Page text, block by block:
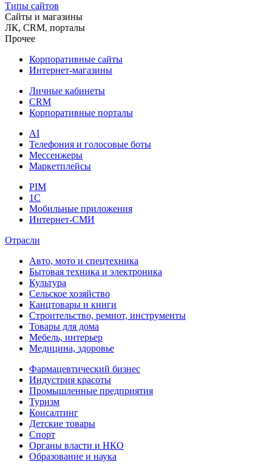
Типы сайтов
Сайты и магазины
ЛК, CRM, порталы
Прочее
Корпоративные сайты
Интернет-магазины
Личные кабинеты
CRM
Корпоративные порталы
AI
Телефония и голосовые боты
Мессенжеры
Маркетплейсы
PIM
1C
Мобильные приложения
Интернет-СМИ
Отрасли
Авто, мото и спецтехника
Бытовая техника и электроника
Культура
Сельское хозяйство
Канцтовары и книги
Строительство, ремнот, инструменты
Товары для дома
Мебель, интерьер
Медицина, здоровье
Фармацевтический бизнес
Индустрия красоты
Промышленные предприятия
Туризм
Консалтинг
Детские товары
Спорт
Органы власти и НКО
Образование и наука